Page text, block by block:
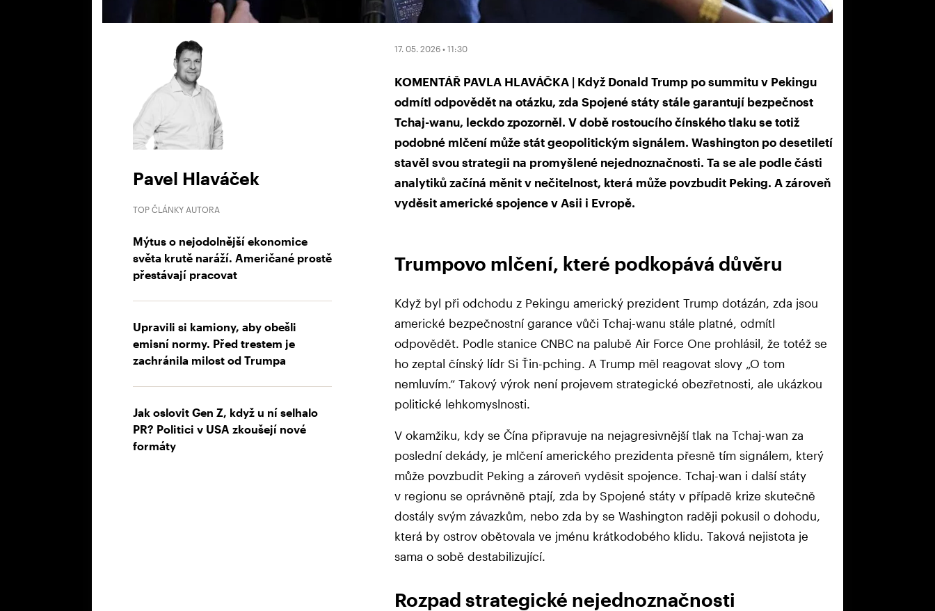
Pavel Hlaváček
TOP ČLÁNKY AUTORA
Mýtus o nejodolnější ekonomice
světa krutě naráží. Američané prostě
přestávají pracovat
Upravili si kamiony, aby obešli
emisní normy. Před trestem je
zachránila milost od Trumpa
Jak oslovit Gen Z, když u ní selhalo
PR? Politici v USA zkoušejí nové
formáty
17. 05. 2026 • 11:30
KOMENTÁŘ PAVLA HLAVÁČKA | Když Donald Trump po summitu v Pekingu
odmítl odpovědět na otázku, zda Spojené státy stále garantují bezpečnost
Tchaj-wanu, leckdo zpozorněl. V době rostoucího čínského tlaku se totiž
podobné mlčení může stát geopolitickým signálem. Washington po desetiletí
stavěl svou strategii na promyšlené nejednoznačnosti. Ta se ale podle části
analytiků začíná měnit v nečitelnost, která může povzbudit Peking. A zároveň
vyděsit americké spojence v Asii i Evropě.
Trumpovo mlčení, které podkopává důvěru
Když byl při odchodu z Pekingu americký prezident Trump dotázán, zda jsou
americké bezpečnostní garance vůči Tchaj-wanu stále platné, odmítl
odpovědět. Podle stanice CNBC na palubě Air Force One prohlásil, že totéž se
ho zeptal čínský lídr Si Ťin-pching. A Trump měl reagovat slovy „O tom
nemluvím.“ Takový výrok není projevem strategické obezřetnosti, ale ukázkou
politické lehkomyslnosti.
V okamžiku, kdy se Čína připravuje na nejagresivnější tlak na Tchaj-wan za
poslední dekády, je mlčení amerického prezidenta přesně tím signálem, který
může povzbudit Peking a zároveň vyděsit spojence. Tchaj-wan i další státy
v regionu se oprávněně ptají, zda by Spojené státy v případě krize skutečně
dostály svým závazkům, nebo zda by se Washington raději pokusil o dohodu,
která by ostrov obětovala ve jménu krátkodobého klidu. Taková nejistota je
sama o sobě destabilizující.
Rozpad strategické nejednoznačnosti